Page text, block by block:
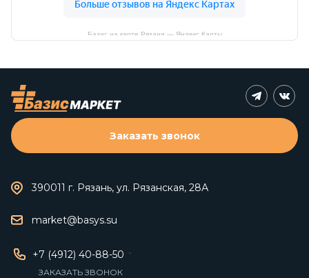
Базис на карте Рязани — Яндекс Карты
390011 г. Рязань, ул. Рязанская, 28А
market@basys.su
+7 (4912) 40-88-50
ЗАКАЗАТЬ ЗВОНОК
Заказать звонок